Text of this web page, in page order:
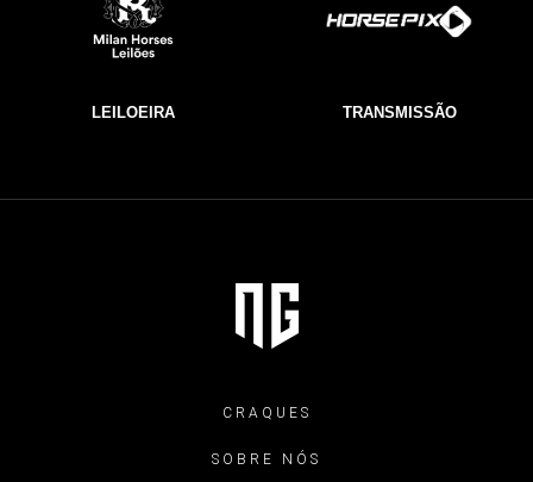
LEILOEIRA TRANSMISSÃO
CRAQUES
SOBRE NÓS